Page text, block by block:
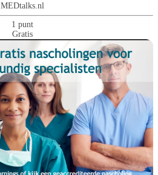
MEDtalks.nl
1 punt
Gratis